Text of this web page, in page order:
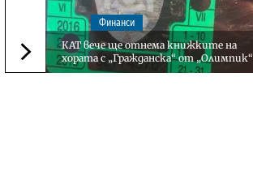
Следваща новина
Финанси
КАТ вече ще отнема книжките на
хората с „Гражданска“ от „Олимпик“